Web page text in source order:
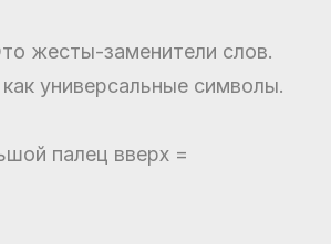
жесты-заменители слов.
универсальные символы.
палец вверх =